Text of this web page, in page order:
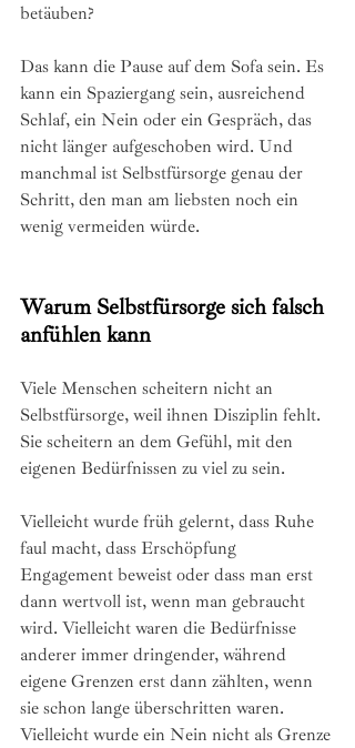
betäuben?
Das kann die Pause auf dem Sofa sein. Es
kann ein Spaziergang sein, ausreichend
Schlaf, ein Nein oder ein Gespräch, das
nicht länger aufgeschoben wird. Und
manchmal ist Selbstfürsorge genau der
Schritt, den man am liebsten noch ein
wenig vermeiden würde.
Warum Selbstfürsorge sich falsch
anfühlen kann
Viele Menschen scheitern nicht an
Selbstfürsorge, weil ihnen Disziplin fehlt.
Sie scheitern an dem Gefühl, mit den
eigenen Bedürfnissen zu viel zu sein.
Vielleicht wurde früh gelernt, dass Ruhe
faul macht, dass Erschöpfung
Engagement beweist oder dass man erst
dann wertvoll ist, wenn man gebraucht
wird. Vielleicht waren die Bedürfnisse
anderer immer dringender, während
eigene Grenzen erst dann zählten, wenn
sie schon lange überschritten waren.
Vielleicht wurde ein Nein nicht als Grenze